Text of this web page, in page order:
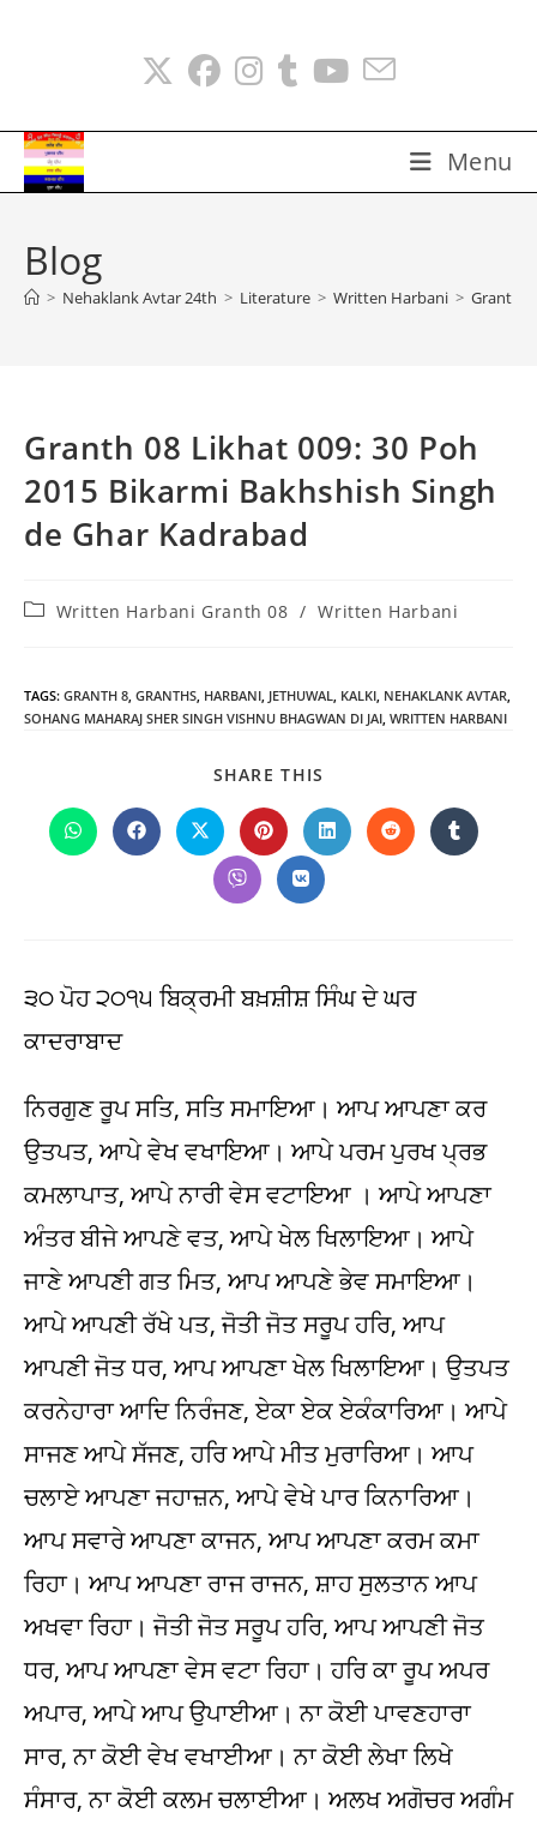
Menu
Blog
> Nehaklank Avtar 24th > Literature > Written Harbani > Granth
Granth 08 Likhat 009: 30 Poh
2015 Bikarmi Bakhshish Singh
de Ghar Kadrabad
PostWritten Harbani Granth 08 / Written Harbani
TAGS: GRANTH 8, GRANTHS, HARBANI, JETHUWAL, KALKI, NEHAKLANK AVTAR,
SOHANG MAHARAJ SHER SINGH VISHNU BHAGWAN DI JAI, WRITTEN HARBANI
SHARE THIS
CONTENT
Opens
in
Opens
in
Opens
in
new
window
Opens
in
new
window
Opens
in
Opens
in
Opens
in
Opens
in
Opens
in
੩੦ ਪੋਹ ੨੦੧੫ ਬਿਕ੍ਰਮੀ ਬਖ਼ਸ਼ੀਸ਼ ਸਿੰਘ ਦੇ ਘਰ
ਕਾਦਰਾਬਾਦ
ਨਿਰਗੁਣ ਰੂਪ ਸਤਿ, ਸਤਿ ਸਮਾਇਆ। ਆਪ ਆਪਣਾ ਕਰ
ਉਤਪਤ, ਆਪੇ ਵੇਖ ਵਖਾਇਆ। ਆਪੇ ਪਰਮ ਪੁਰਖ ਪ੍ਰਭ
ਕਮਲਾਪਾਤ, ਆਪੇ ਨਾਰੀ ਵੇਸ ਵਟਾਇਆ । ਆਪੇ ਆਪਣਾ
ਅੰਤਰ ਬੀਜੇ ਆਪਣੇ ਵਤ, ਆਪੇ ਖੇਲ ਖਿਲਾਇਆ। ਆਪੇ
ਜਾਣੇ ਆਪਣੀ ਗਤ ਮਿਤ, ਆਪ ਆਪਣੇ ਭੇਵ ਸਮਾਇਆ।
ਆਪੇ ਆਪਣੀ ਰੱਖੇ ਪਤ, ਜੋਤੀ ਜੋਤ ਸਰੂਪ ਹਰਿ, ਆਪ
ਆਪਣੀ ਜੋਤ ਧਰ, ਆਪ ਆਪਣਾ ਖੇਲ ਖਿਲਾਇਆ। ਉਤਪਤ
ਕਰਨੇਹਾਰਾ ਆਦਿ ਨਿਰੰਜਣ, ਏਕਾ ਏਕ ਏਕੰਕਾਰਿਆ। ਆਪੇ
ਸਾਜਣ ਆਪੇ ਸੱਜਣ, ਹਰਿ ਆਪੇ ਮੀਤ ਮੁਰਾਰਿਆ। ਆਪ
ਚਲਾਏ ਆਪਣਾ ਜਹਾਜ਼ਨ, ਆਪੇ ਵੇਖੇ ਪਾਰ ਕਿਨਾਰਿਆ।
ਆਪ ਸਵਾਰੇ ਆਪਣਾ ਕਾਜਨ, ਆਪ ਆਪਣਾ ਕਰਮ ਕਮਾ
ਰਿਹਾ। ਆਪ ਆਪਣਾ ਰਾਜ ਰਾਜਨ, ਸ਼ਾਹ ਸੁਲਤਾਨ ਆਪ
ਅਖਵਾ ਰਿਹਾ। ਜੋਤੀ ਜੋਤ ਸਰੂਪ ਹਰਿ, ਆਪ ਆਪਣੀ ਜੋਤ
ਧਰ, ਆਪ ਆਪਣਾ ਵੇਸ ਵਟਾ ਰਿਹਾ। ਹਰਿ ਕਾ ਰੂਪ ਅਪਰ
ਅਪਾਰ, ਆਪੇ ਆਪ ਉਪਾਈਆ। ਨਾ ਕੋਈ ਪਾਵਣਹਾਰਾ
ਸਾਰ, ਨਾ ਕੋਈ ਵੇਖ ਵਖਾਈਆ। ਨਾ ਕੋਈ ਲੇਖਾ ਲਿਖੇ
ਸੰਸਾਰ, ਨਾ ਕੋਈ ਕਲਮ ਚਲਾਈਆ। ਅਲਖ ਅਗੋਚਰ ਅਗੰਮ